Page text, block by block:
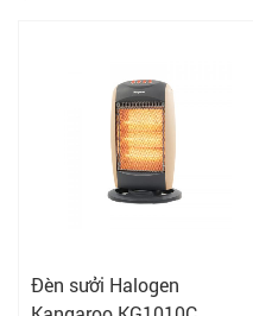
Đèn sưởi Halogen